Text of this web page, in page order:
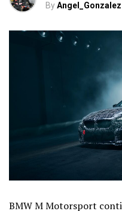
ByAngel_Gonzalez
BMW M Motorsport